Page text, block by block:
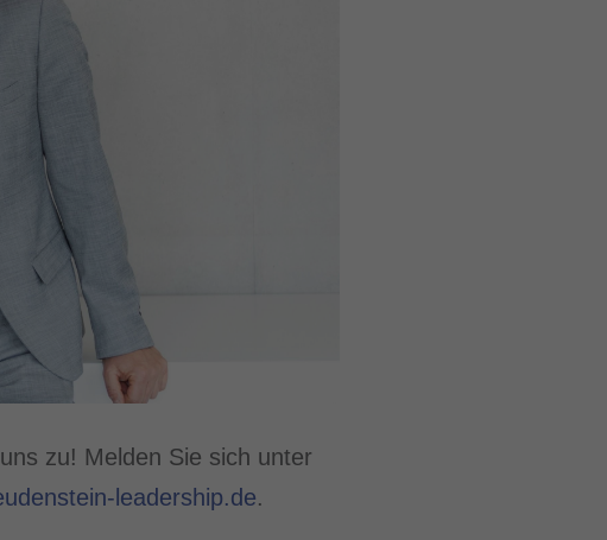
zu! Melden Sie sich unter
leadership.de.